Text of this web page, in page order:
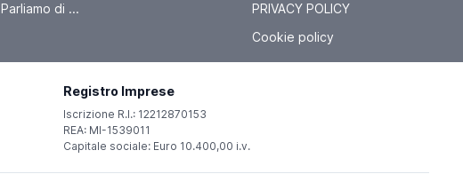
Parliamo di ...
PRIVACY POLICY
Cookie policy
Registro Imprese
Iscrizione R.I.: 12212870153
REA: MI-1539011
Capitale sociale: Euro 10.400,00 i.v.